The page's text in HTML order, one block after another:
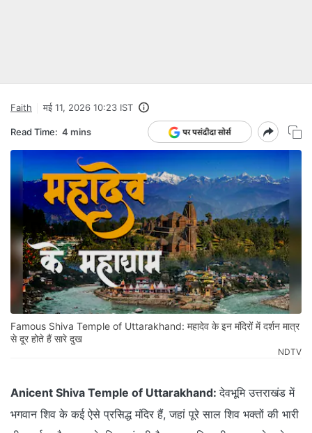
Faith मई 11, 2026 10:23 IST
Read Time: 4 mins
Famous Shiva Temple of Uttarakhand: महादेव के इन मंदिरों में दर्शन मात्र
से दूर होते हैं सारे दुख
NDTV
Anicent Shiva Temple of Uttarakhand:देवभूमि उत्तराखंड में
भगवान शिव के कई ऐसे प्रसिद्ध मंदिर हैं, जहां पूरे साल शिव भक्तों की भारी